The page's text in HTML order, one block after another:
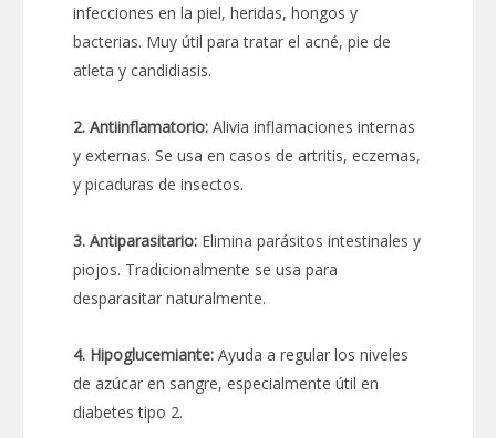
infecciones en la piel, heridas, hongos y
bacterias. Muy útil para tratar el acné, pie de
atleta y candidiasis.
2. Antiinflamatorio: Alivia inflamaciones internas
y externas. Se usa en casos de artritis, eczemas,
y picaduras de insectos.
3. Antiparasitario: Elimina parásitos intestinales y
piojos. Tradicionalmente se usa para
desparasitar naturalmente.
4. Hipoglucemiante: Ayuda a regular los niveles
de azúcar en sangre, especialmente útil en
diabetes tipo 2.